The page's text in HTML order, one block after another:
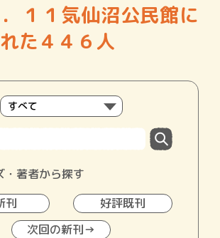
１１気仙沼公民館に
た４４６人
・著者から探す
刊
好評既刊
次回の新刊→